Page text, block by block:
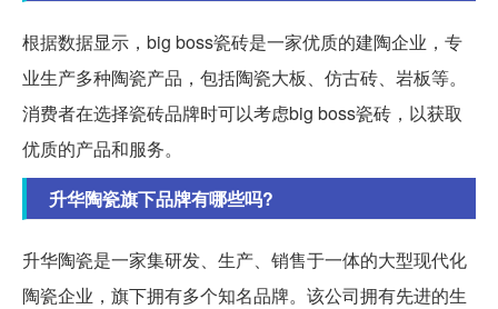
根据数据显示，big boss瓷砖是一家优质的建陶企业，专
业生产多种陶瓷产品，包括陶瓷大板、仿古砖、岩板等。
消费者在选择瓷砖品牌时可以考虑big boss瓷砖，以获取
优质的产品和服务。
升华陶瓷旗下品牌有哪些吗?
升华陶瓷是一家集研发、生产、销售于一体的大型现代化
陶瓷企业，旗下拥有多个知名品牌。该公司拥有先进的生